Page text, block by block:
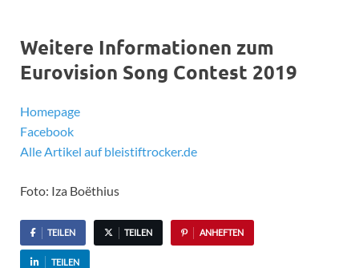
Weitere Informationen zum
Eurovision Song Contest 2019
Homepage
Facebook
Alle Artikel auf bleistiftrocker.de
Foto: Iza Boëthius
TEILEN TEILEN ANHEFTEN
TEILEN